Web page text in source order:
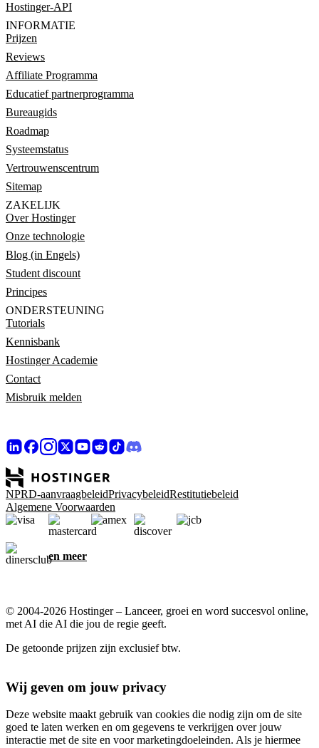
Hostinger-API
INFORMATIE
Prijzen
Reviews
Affiliate Programma
Educatief partnerprogramma
Bureaugids
Roadmap
Systeemstatus
Vertrouwenscentrum
Sitemap
ZAKELIJK
Over Hostinger
Onze technologie
Blog (in Engels)
Student discount
Principes
ONDERSTEUNING
Tutorials
Kennisbank
Hostinger Academie
Contact
Misbruik melden
NPRD-aanvraagbeleidPrivacybeleidRestitutiebeleid
Algemene Voorwaarden
en meer
© 2004-2026 Hostinger – Lanceer, groei en word succesvol online,
met AI die AI die jou de regie geeft.
De getoonde prijzen zijn exclusief btw.
Wij geven om jouw privacy
Deze website maakt gebruik van cookies die nodig zijn om de site
goed te laten werken en om gegevens te verkrijgen over jouw
interactie met de site en voor marketingdoeleinden. Als je hiermee